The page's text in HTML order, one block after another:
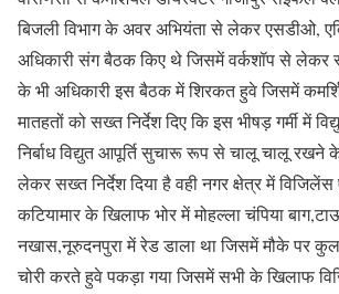
बिजली विभाग के अवर अभियंता से लेकर एसडीओ,
अधिकारी संग बैठक किए थे जिसमें वर्कशॉप से लेकर
के भी अधिकारी इस बैठक में शिरकत हुवे जिसमें
मातहतों को सख्त निर्देश दिए कि इस भीषड़ गर्मी में
निर्बाध विद्युत आपूर्ति सुचारू रूप से चालू चालू
लेकर सख्त निर्देश दिया है वही नगर क्षेत्र में विजिलेंस
कटियामार के खिलाफ भोर में मोहल्ला चंपिया
नखास,नूरुदनपुरा में रेड डाला था जिसमें मौके पर कुल
चोरी करते हुवे पकड़ा गया जिसमें सभी के खिलाफ